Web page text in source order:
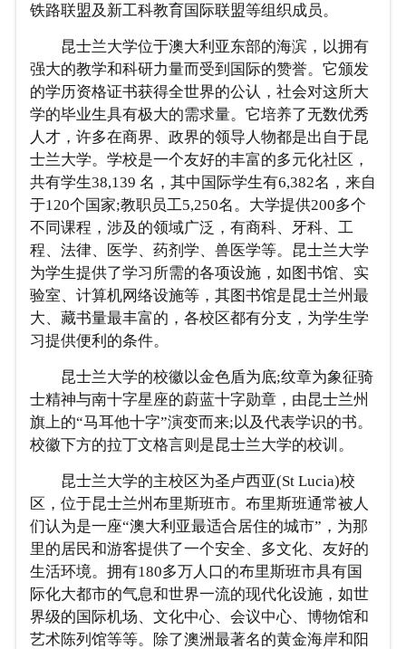
铁路联盟及新工科教育国际联盟等组织成员。
昆士兰大学位于澳大利亚东部的海滨，以拥有
强大的教学和科研力量而受到国际的赞誉。它颁发
的学历资格证书获得全世界的公认，社会对这所大
学的毕业生具有极大的需求量。它培养了无数优秀
人才，许多在商界、政界的领导人物都是出自于昆
士兰大学。学校是一个友好的丰富的多元化社区，
共有学生38,139 名，其中国际学生有6,382名，来自
于120个国家;教职员工5,250名。大学提供200多个
不同课程，涉及的领域广泛，有商科、牙科、工
程、法律、医学、药剂学、兽医学等。昆士兰大学
为学生提供了学习所需的各项设施，如图书馆、实
验室、计算机网络设施等，其图书馆是昆士兰州最
大、藏书量最丰富的，各校区都有分支，为学生学
习提供便利的条件。
昆士兰大学的校徽以金色盾为底;纹章为象征骑
士精神与南十字星座的蔚蓝十字勋章，由昆士兰州
旗上的“马耳他十字”演变而来;以及代表学识的书。
校徽下方的拉丁文格言则是昆士兰大学的校训。
昆士兰大学的主校区为圣卢西亚(St Lucia)校
区，位于昆士兰州布里斯班市。布里斯班通常被人
们认为是一座“澳大利亚最适合居住的城市”，为那
里的居民和游客提供了一个安全、多文化、友好的
生活环境。拥有180多万人口的布里斯班市具有国
际化大都市的气息和世界一流的现代化设施，如世
界级的国际机场、文化中心、会议中心、博物馆和
艺术陈列馆等等。除了澳洲最著名的黄金海岸和阳